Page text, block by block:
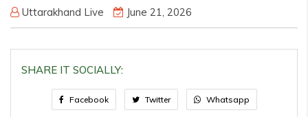
Uttarakhand Live June 21, 2026
SHARE IT SOCIALLY:
Facebook Twitter Whatsapp